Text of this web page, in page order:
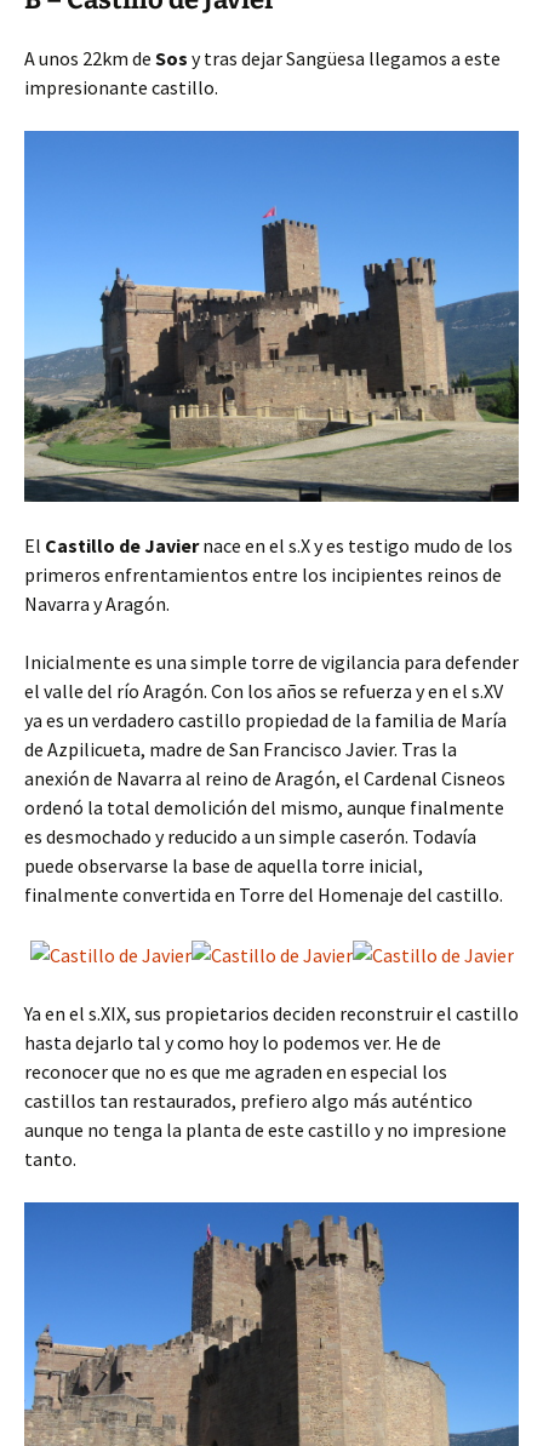
A unos 22km de Sos y tras dejar Sangüesa llegamos a este
impresionante castillo.
El Castillo de Javiernace en el s.X y es testigo mudo de los
primeros enfrentamientos entre los incipientes reinos de
Navarra y Aragón.
Inicialmente es una simple torre de vigilancia para defender
el valle del río Aragón. Con los años se refuerza y en el s.XV
ya es un verdadero castillo propiedad de la familia de María
de Azpilicueta, madre de San Francisco Javier. Tras la
anexión de Navarra al reino de Aragón, el Cardenal Cisneos
ordenó la total demolición del mismo, aunque finalmente
es desmochado y reducido a un simple caserón. Todavía
puede observarse la base de aquella torre inicial,
finalmente convertida en Torre del Homenaje del castillo.
Ya en el s.XIX, sus propietarios deciden reconstruir el castillo
hasta dejarlo tal y como hoy lo podemos ver. He de
reconocer que no es que me agraden en especial los
castillos tan restaurados, prefiero algo más auténtico
aunque no tenga la planta de este castillo y no impresione
tanto.